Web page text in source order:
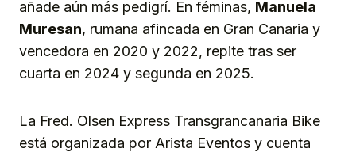
añade aún más pedigrí. En féminas, Manuela
Muresan, rumana afincada en Gran Canaria y
vencedora en 2020 y 2022, repite tras ser
cuarta en 2024 y segunda en 2025.
La Fred. Olsen Express Transgrancanaria Bike
está organizada por Arista Eventos y cuenta